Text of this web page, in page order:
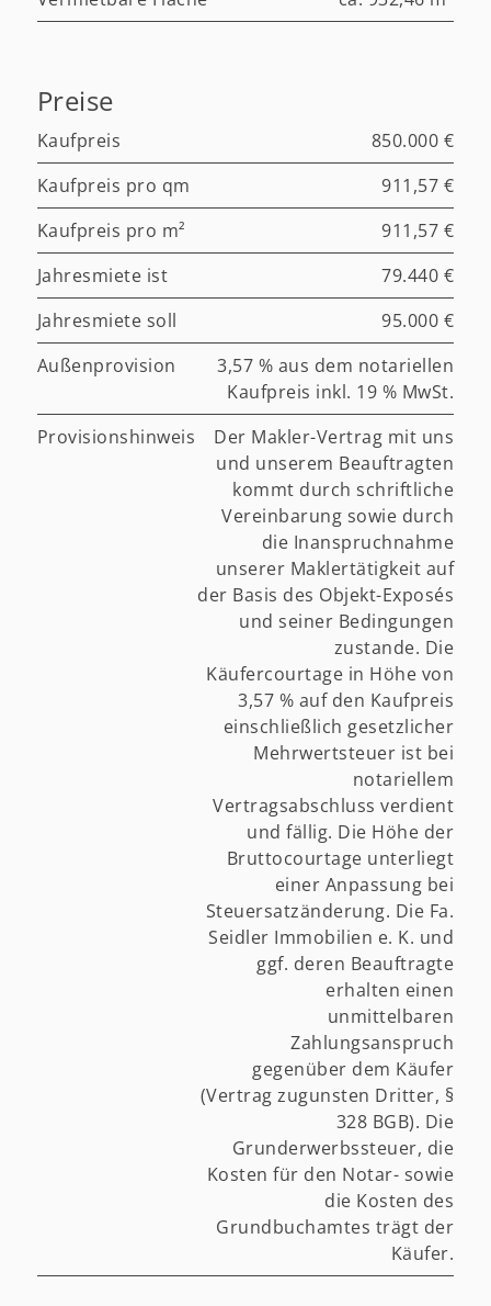
Preise
Kaufpreis
850.000 €
Kaufpreis pro qm
911,57 €
Kaufpreis pro m²
911,57 €
Jahresmiete ist
79.440 €
Jahresmiete soll
95.000 €
Außenprovision
3,57 % aus dem notariellen
Kaufpreis inkl. 19 % MwSt.
Provisionshinweis
Der Makler-Vertrag mit uns
und unserem Beauftragten
kommt durch schriftliche
Vereinbarung sowie durch
die Inanspruchnahme
unserer Maklertätigkeit auf
der Basis des Objekt-Exposés
und seiner Bedingungen
zustande. Die
Käufercourtage in Höhe von
3,57 % auf den Kaufpreis
einschließlich gesetzlicher
Mehrwertsteuer ist bei
notariellem
Vertragsabschluss verdient
und fällig. Die Höhe der
Bruttocourtage unterliegt
einer Anpassung bei
Steuersatzänderung. Die Fa.
Seidler Immobilien e. K. und
ggf. deren Beauftragte
erhalten einen
unmittelbaren
Zahlungsanspruch
gegenüber dem Käufer
(Vertrag zugunsten Dritter, §
328 BGB). Die
Grunderwerbssteuer, die
Kosten für den Notar- sowie
die Kosten des
Grundbuchamtes trägt der
Käufer.